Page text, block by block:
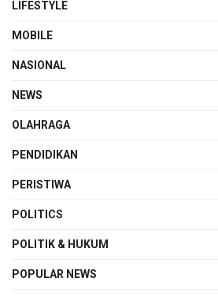
LIFESTYLE
MOBILE
NASIONAL
NEWS
OLAHRAGA
PENDIDIKAN
PERISTIWA
POLITICS
POLITIK & HUKUM
POPULAR NEWS